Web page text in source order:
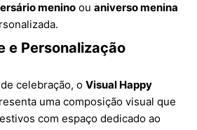
menino ou aniverso menina
e Personalização
celebração, o Visual Happy
uma composição visual que
com espaço dedicado ao